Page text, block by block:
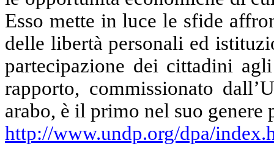
Esso mette in luce le sfide
delle libertà personali ed
partecipazione dei cittadini
rapporto, commissionato
arabo, è il primo nel suo genere
http://www.undp.org/dpa/